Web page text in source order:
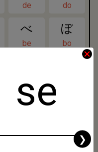
de do
べ
be
ぼ
bo
pe
きょ
se
❯